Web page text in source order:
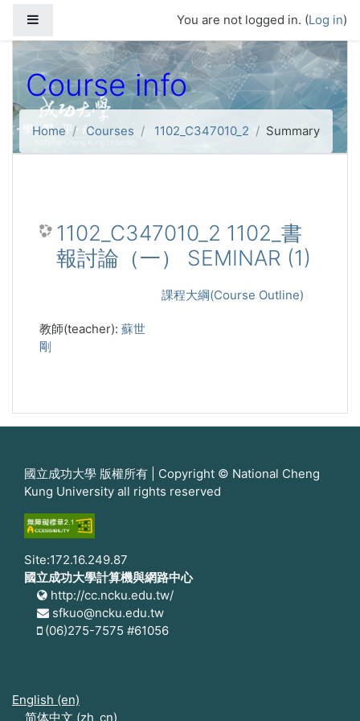
You are not logged in. (Log in)
Course info
Home Courses 1102_C347010_2 Summary
1102_C347010_2 1102_書
報討論（一） SEMINAR (1)
課程大綱(Course Outline)
教師(teacher): 蘇世
剛
國立成功大學 版權所有 | Copyright © National Cheng
Kung University all rights reserved
Site:172.16.249.87
國立成功大學計算機與網路中心
http://cc.ncku.edu.tw/
sfkuo@ncku.edu.tw
(06)275-7575 #61056
English ‎(en)‎
简体中文 ‎(zh_cn)‎